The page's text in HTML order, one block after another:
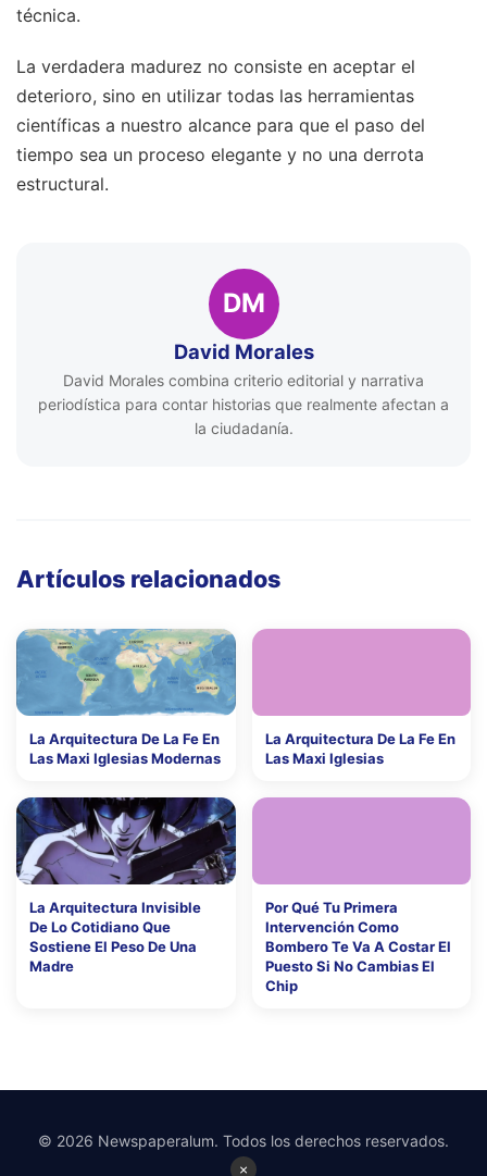
técnica.
La verdadera madurez no consiste en aceptar el
deterioro, sino en utilizar todas las herramientas
científicas a nuestro alcance para que el paso del
tiempo sea un proceso elegante y no una derrota
estructural.
DM
David Morales
David Morales combina criterio editorial y narrativa
periodística para contar historias que realmente afectan a
la ciudadanía.
Artículos relacionados
La Arquitectura De La Fe En
Las Maxi Iglesias Modernas
La Arquitectura De La Fe En
Las Maxi Iglesias
La Arquitectura Invisible
De Lo Cotidiano Que
Sostiene El Peso De Una
Madre
Por Qué Tu Primera
Intervención Como
Bombero Te Va A Costar El
Puesto Si No Cambias El
Chip
×
© 2026 Newspaperalum. Todos los derechos reservados.